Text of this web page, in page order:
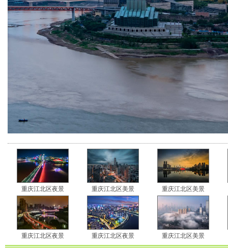
重庆江北区夜景 重庆江北区美景 重庆江北区美景
重庆江北区夜景 重庆江北区夜景 重庆江北区美景